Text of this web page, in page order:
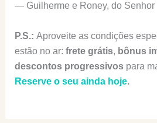
— Guilherme e Roney, do Senhor
P.S.: Aproveite as condições
estão no ar: frete grátis, bônus
descontos progressivospara
Reserve o seu ainda hoje.